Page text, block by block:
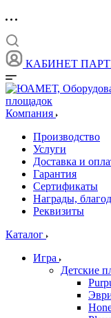
КАБИНЕТ
Компания
Производство
Услуги
Доставка и
Гарантия
Сертификаты
Награды,
Реквизиты
Каталог
Игра
Детские